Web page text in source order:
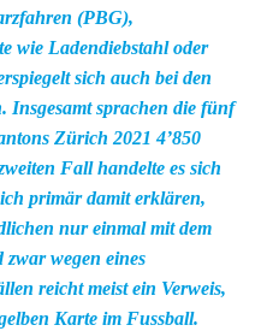
(PBG),
wie Ladendiebstahl oder
sich auch bei den
Insgesamt sprachen die fünf
Zürich 2021 4’850
Fall handelte es sich
primär damit erklären,
nur einmal mit dem
wegen eines
reicht meist ein Verweis,
Karte im Fussball.